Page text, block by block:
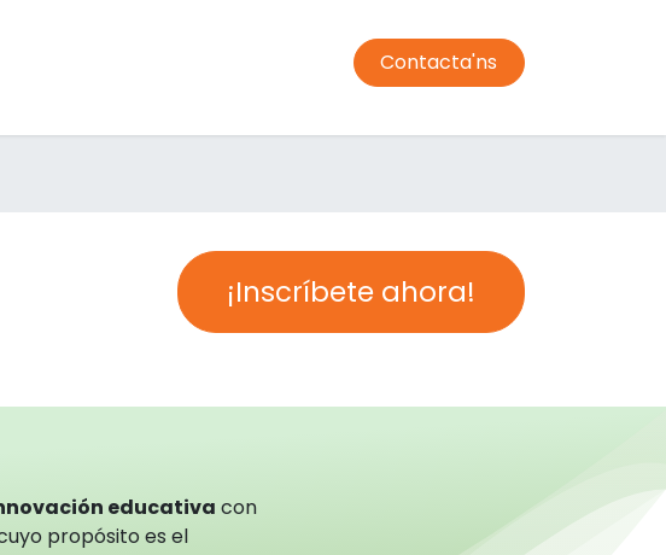
Condiciones de compra
Contacta'ns
¡Inscríbete ahora!
educativa con
propósito es el